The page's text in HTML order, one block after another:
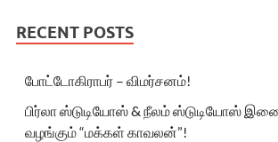
RECENT POSTS
போட்டோகிராபர் – விமர்சனம்!
பிர்லா ஸ்டுடியோஸ் & நீலம் ஸ்டுடியோஸ்
வழங்கும் “மக்கள் காவலன்”!